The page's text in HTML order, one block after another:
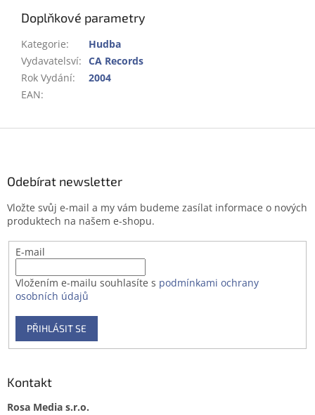
Doplňkové parametry
Kategorie:
Hudba
Vydavatelsví: CA Records
Rok Vydání:
2004
EAN:
Odebírat newsletter
Vložte svůj e-mail a my vám budeme zasílat informace o nových
produktech na našem e-shopu.
E-mail
Vložením e-mailu souhlasíte s podmínkami ochrany
osobních údajů
PŘIHLÁSIT SE
Kontakt
Rosa Media s.r.o.